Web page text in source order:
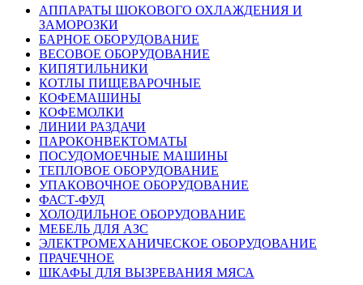
АППАРАТЫ ШОКОВОГО ОХЛАЖДЕНИЯ И
ЗАМОРОЗКИ
БАРНОЕ ОБОРУДОВАНИЕ
ВЕСОВОЕ ОБОРУДОВАНИЕ
КИПЯТИЛЬНИКИ
КОТЛЫ ПИЩЕВАРОЧНЫЕ
КОФЕМАШИНЫ
КОФЕМОЛКИ
ЛИНИИ РАЗДАЧИ
ПАРОКОНВЕКТОМАТЫ
ПОСУДОМОЕЧНЫЕ МАШИНЫ
ТЕПЛОВОЕ ОБОРУДОВАНИЕ
УПАКОВОЧНОЕ ОБОРУДОВАНИЕ
ФАСТ-ФУД
ХОЛОДИЛЬНОЕ ОБОРУДОВАНИЕ
МЕБЕЛЬ ДЛЯ АЗС
ЭЛЕКТРОМЕХАНИЧЕСКОЕ ОБОРУДОВАНИЕ
ПРАЧЕЧНОЕ
ШКАФЫ ДЛЯ ВЫЗРЕВАНИЯ МЯСА